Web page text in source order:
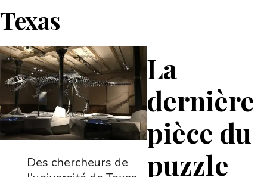
Texas
La
dernière
pièce du
puzzle
Des chercheurs de